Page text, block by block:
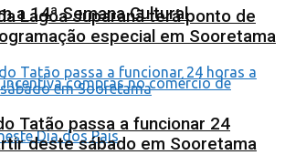
a 14ª Semana Cultural
Lagoa Juparanã terá ponto de
especial em Sooretama
Tatão passa a funcionar 24
deste sábado em Sooretama